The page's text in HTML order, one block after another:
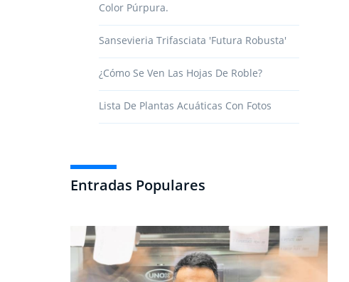
Color Púrpura.
Sansevieria Trifasciata 'futura Robusta'
¿Cómo Se Ven Las Hojas De Roble?
Lista De Plantas Acuáticas Con Fotos
Entradas Populares